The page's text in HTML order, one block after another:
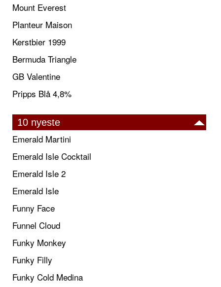
Mount Everest
Planteur Maison
Kerstbier 1999
Bermuda Triangle
GB Valentine
Pripps Blå 4,8%
10 nyeste
Emerald Martini
Emerald Isle Cocktail
Emerald Isle 2
Emerald Isle
Funny Face
Funnel Cloud
Funky Monkey
Funky Filly
Funky Cold Medina